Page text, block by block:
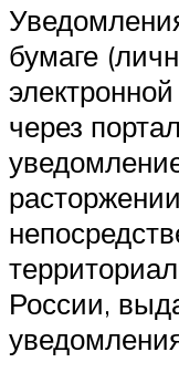
бумаге
через
России,